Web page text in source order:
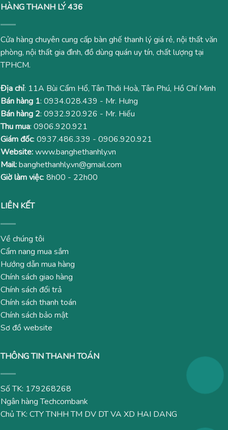
HÀNG THANH LÝ 436
Cửa hàng chuyên cung cấp bàn ghế thanh lý giá rẻ, nội thất văn
phòng, nội thất gia đình, đồ dùng quán uy tín, chất lượng tại
TPHCM.
Địa chỉ: 11A Bùi Cẩm Hổ, Tân Thới Hoà, Tân Phú, Hồ Chí Minh
Bán hàng 1: 0934.028.439 - Mr. Hưng
Bán hàng 2: 0932.920.926 - Mr. Hiếu
Thu mua: 0906.920.921
Giám đốc: 0937.486.339 - 0906.920.921
Website:www.banghethanhly.vn
Mail:banghethanhly.vn@gmail.com
Giờ làm việc: 8h00 - 22h00
LIÊN KẾT
Về chúng tôi
Cẩm nang mua sắm
Hướng dẫn mua hàng
Chính sách giao hàng
Chính sách đổi trả
Chính sách thanh toán
Chính sách bảo mật
Sơ đồ website
THÔNG TIN THANH TOÁN
Số TK: 179268268
Ngân hàng Techcombank
Chủ TK: CTY TNHH TM DV DT VA XD HAI DANG